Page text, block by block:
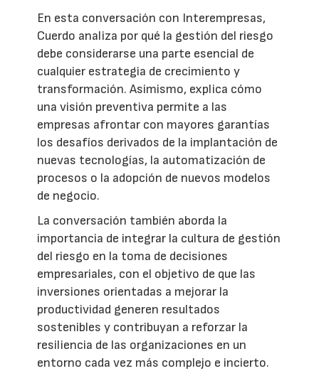
En esta conversación con Interempresas,
Cuerdo analiza por qué la gestión del riesgo
debe considerarse una parte esencial de
cualquier estrategia de crecimiento y
transformación. Asimismo, explica cómo
una visión preventiva permite a las
empresas afrontar con mayores garantías
los desafíos derivados de la implantación de
nuevas tecnologías, la automatización de
procesos o la adopción de nuevos modelos
de negocio.
La conversación también aborda la
importancia de integrar la cultura de gestión
del riesgo en la toma de decisiones
empresariales, con el objetivo de que las
inversiones orientadas a mejorar la
productividad generen resultados
sostenibles y contribuyan a reforzar la
resiliencia de las organizaciones en un
entorno cada vez más complejo e incierto.